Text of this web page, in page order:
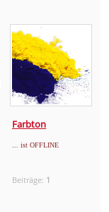
Farbton
... ist OFFLINE
Beiträge: 1